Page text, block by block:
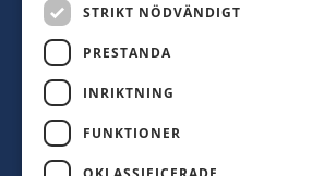
Storgatan 34
386 30 Färjestaden
STRIKT NÖDVÄNDIGT
PRESTANDA
INRIKTNING
FUNKTIONER